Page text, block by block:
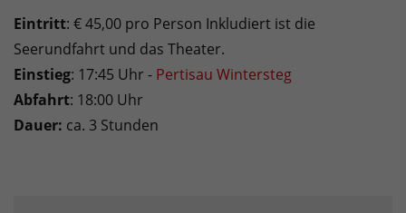
Eintritt: € 45,00 pro Person Inkludiert ist die
Seerundfahrt und das Theater.
Einstieg: 17:45 Uhr - Pertisau Wintersteg
Abfahrt: 18:00 Uhr
Dauer: ca. 3 Stunden